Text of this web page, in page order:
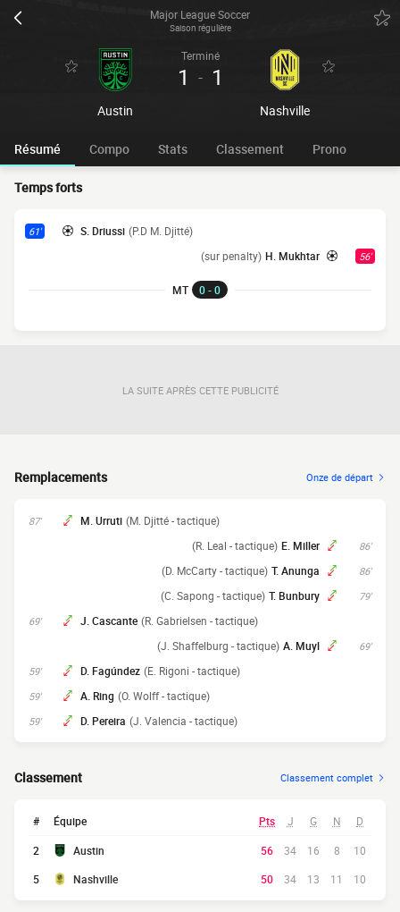
Major League Soccer
Saison régulière
Austin
Terminé
1 - 1
Nashville
Résumé Compo Stats Classement Prono
Temps forts
61' S. Driussi (P.D M. Djitté)
56'
H. Mukhtar
(sur penalty)
MT 0 - 0
LA SUITE APRÈS CETTE PUBLICITÉ
Remplacements Onze de départ
87' M. Urruti (M. Djitté - tactique)
86'
E. Miller
(R. Leal - tactique)
86'
T. Anunga
(D. McCarty - tactique)
79'
T. Bunbury
(C. Sapong - tactique)
69' J. Cascante (R. Gabrielsen - tactique)
69'
A. Muyl
(J. Shaffelburg - tactique)
59' D. Fagúndez (E. Rigoni - tactique)
59' A. Ring (O. Wolff - tactique)
59' D. Pereira (J. Valencia - tactique)
Classement Classement complet
# Équipe Pts J G N D
2 Austin 56 34 16 8
10
5
Nashville 50 34 13 11 10